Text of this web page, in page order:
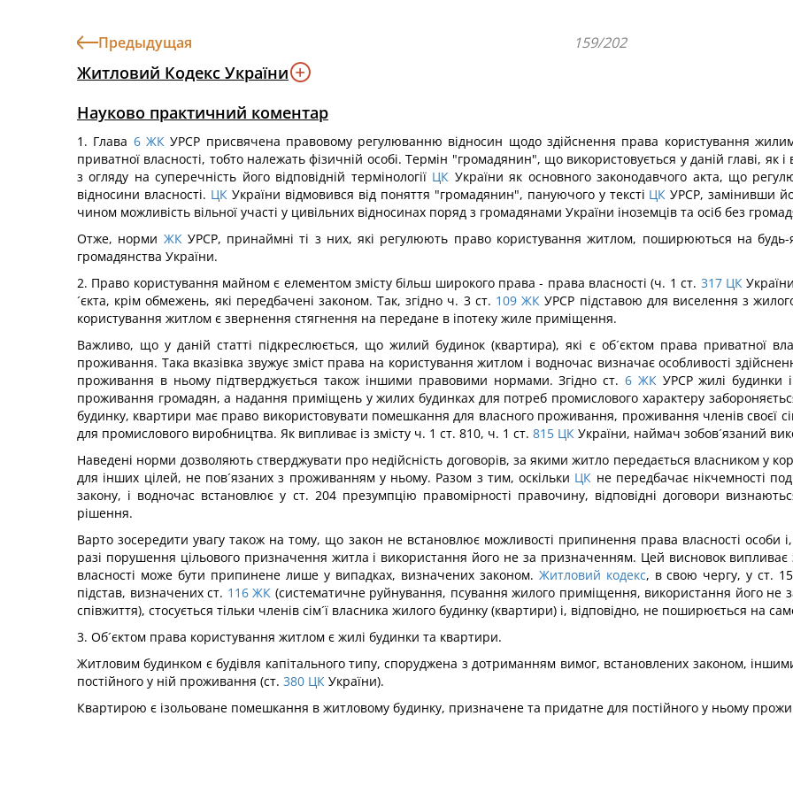
Предыдущая 159/202
Житловий Кодекс України
Науково практичний коментар
1. Глава 6 ЖКУРСР присвячена правовому регулюванню відносин щодо здійснення права користування
приватної власності, тобто належать фізичній особі. Термін "громадянин", що використовується у даній главі, як
з огляду на суперечність його відповідній термінології ЦК України як основного законодавчого акта, що
відносини власності. ЦКУкраїни відмовився від поняття "громадянин", пануючого у тексті ЦК УРСР, замінивши
чином можливість вільної участі у цивільних відносинах поряд з громадянами України іноземців та осіб без
Отже, норми ЖКУРСР, принаймні ті з них, які регулюють право користування житлом, поширюються на будь-
громадянства України.
2. Право користування майном є елементом змісту більш широкого права - права власності (ч. 1 ст. 317 ЦК
´єкта, крім обмежень, які передбачені законом. Так, згідно ч. 3 ст. 109ЖК УРСР підставою для виселення з
користування житлом є звернення стягнення на передане в іпотеку жиле приміщення.
Важливо, що у даній статті підкреслюється, що жилий будинок (квартира), які є об´єктом права приватної
проживання. Така вказівка звужує зміст права на користування житлом і водночас визначає особливості
проживання в ньому підтверджується також іншими правовими нормами. Згідно ст. 6 ЖКУРСР жилі будинки
проживання громадян, а надання приміщень у жилих будинках для потреб промислового характеру
будинку, квартири має право використовувати помешкання для власного проживання, проживання членів своєї
для промислового виробництва. Як випливає із змісту ч. 1 ст. 810, ч. 1 ст. 815 ЦК України, наймач зобов´язаний
Наведені норми дозволяють стверджувати про недійсність договорів, за якими житло передається власником у
для інших цілей, не пов´язаних з проживанням у ньому. Разом з тим, оскільки ЦК не передбачає нікчемності
закону, і водночас встановлює у ст. 204 презумпцію правомірності правочину, відповідні договори
рішення.
Варто зосередити увагу також на тому, що закон не встановлює можливості припинення права власності особи
разі порушення цільового призначення житла і використання його не за призначенням. Цей висновок випливає
власності може бути припинене лише у випадках, визначених законом. Житловий кодекс, в свою чергу, у ст.
підстав, визначених ст. 116ЖК (систематичне руйнування, псування жилого приміщення, використання його
співжиття), стосується тільки членів сім´ї власника жилого будинку (квартири) і, відповідно, не поширюється на
3. Об´єктом права користування житлом є жилі будинки та квартири.
Житловим будинком є будівля капітального типу, споруджена з дотриманням вимог, встановлених законом,
постійного у ній проживання (ст. 380 ЦК України).
Квартирою є ізольоване помешкання в житловому будинку, призначене та придатне для постійного у ньому